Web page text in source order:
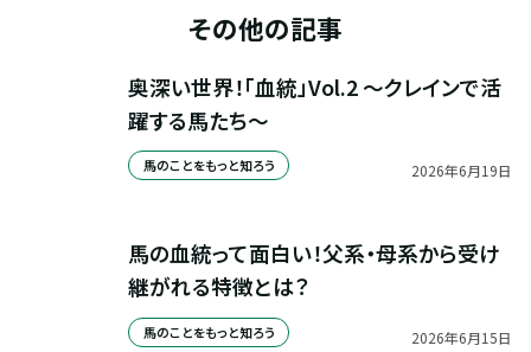
その他の記事
奥深い世界！「血統」Vol.2 ～クレインで活
躍する馬たち～
馬のことをもっと知ろう 2026年6月19日
馬の血統って面白い！父系・母系から受け
継がれる特徴とは？
馬のことをもっと知ろう 2026年6月15日